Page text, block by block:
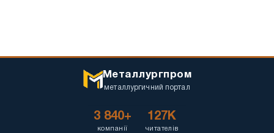
Металлургпром
металлургичний портал
3 840+
компанії
127K
читателів